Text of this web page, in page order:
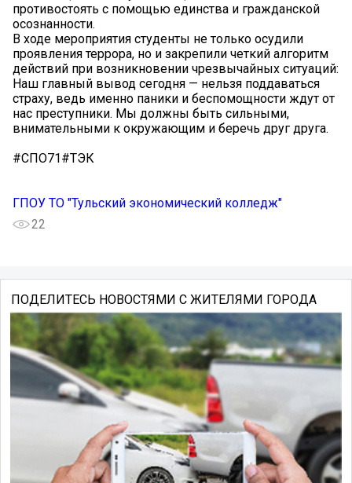
противостоять с помощью единства и гражданской
осознанности.
В ходе мероприятия студенты не только осудили
проявления террора, но и закрепили четкий алгоритм
действий при возникновении чрезвычайных ситуаций:
Наш главный вывод сегодня — нельзя поддаваться
страху, ведь именно паники и беспомощности ждут от
нас преступники. Мы должны быть сильными,
внимательными к окружающим и беречь друг друга.
#СПО71#ТЭК
ГПОУ ТО "Тульский экономический колледж"
22
ПОДЕЛИТЕСЬ НОВОСТЯМИ С ЖИТЕЛЯМИ ГОРОДА